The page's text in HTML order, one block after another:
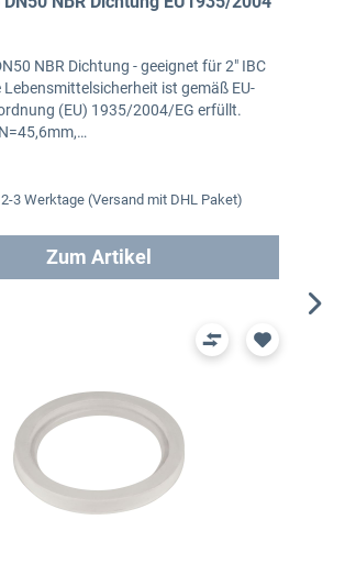
NBR Dichtung - geeignet für 2" IBC
Lebensmittelsicherheit ist gemäß EU-
(EU) 1935/2004/EG erfüllt.
3 Werktage (Versand mit DHL Paket)
Zum Artikel